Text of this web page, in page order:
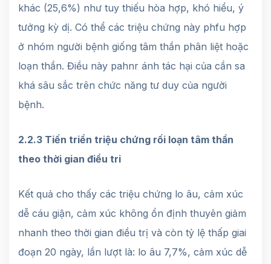
khác (25,6%) như tuy thiếu hòa hợp, khó hiểu, ý
tưởng kỳ dị. Có thể các triệu chứng này phfu hợp
ở nhóm người bệnh giống tâm thần phân liệt hoặc
loạn thần. Điều này pahnr ánh tác hại của cần sa
khá sâu sắc trên chức năng tư duy của người
bệnh.
2.2.3 Tiến triển triệu chứng rối loạn tâm thần
theo thời gian điều tri
Kết quả cho thấy các triệu chứng lo âu, cảm xúc
dễ cáu giận, cảm xúc không ổn định thuyên giảm
nhanh theo thời gian điều trị và còn tỷ lệ thấp giai
đoạn 20 ngày, lần lượt là: lo âu 7,7%, cảm xúc dễ